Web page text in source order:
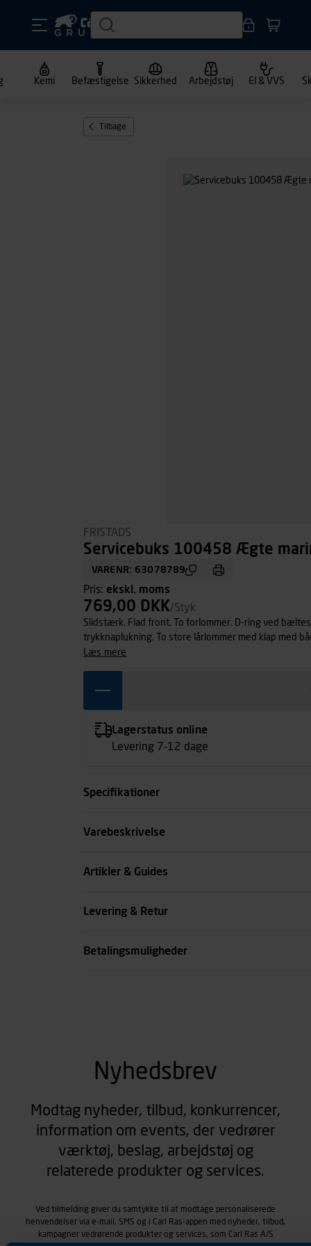
Kemi Befæstigelse Sikkerhed Arbejdstøj El & VVS
Tilbage
FRISTADS
Servicebuks 100458 Ægte
VARENR: 63078789
Pris: ekskl. moms
769,00 DKK/Styk
Slidstærk. Flad front. To forlommer. D-ring ved
trykknaplukning. To store lårlommer med klap med
mobillomme og tommestoklomme, en med
læs mere
Lagerstatus online
Levering 7-12 dage
Specifikationer
Størrelse
Varebeskrivelse
Artikler & Guides
Levering & Retur
Betalingsmuligheder
Nyhedsbrev
Modtag nyheder, tilbud, konkurrencer,
information om events, der vedrører
værktøj, beslag, arbejdstøj og
relaterede produkter og services.
Ved tilmelding giver du samtykke til at modtage personaliserede
henvendelser via e-mail, SMS og i Carl Ras-appen med nyheder, tilbud,
kampagner vedrørende produkter og services, som Carl Ras A/S